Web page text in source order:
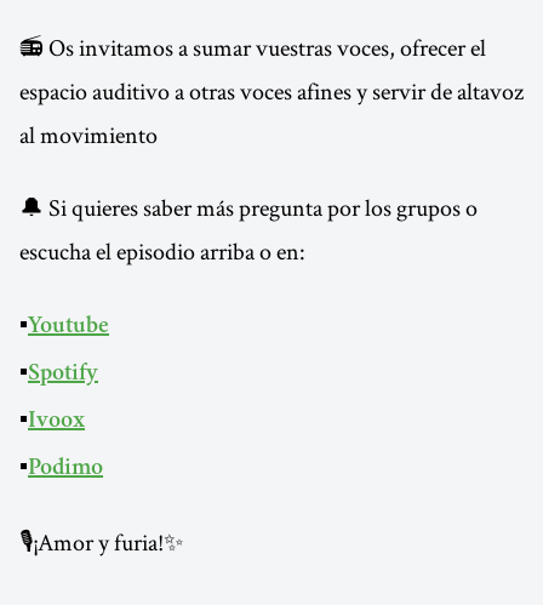
📻 Os invitamos a sumar vuestras voces, ofrecer el
espacio auditivo a otras voces afines y servir de altavoz
al movimiento
🔔 Si quieres saber más pregunta por los grupos o
escucha el episodio arriba o en:
▪️Youtube
▪️Spotify
▪️Ivoox
▪️Podimo
🎙¡Amor y furia!✨